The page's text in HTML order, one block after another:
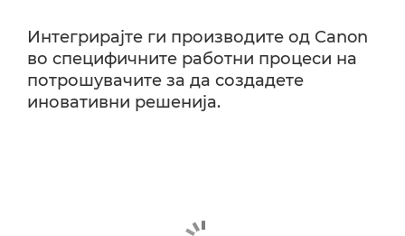
Интегрирајте ги производите од Canon
во специфичните работни процеси на
потрошувачите за да создадете
иновативни решенија.